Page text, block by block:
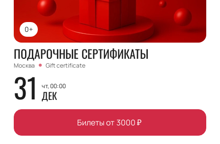
0+
ПОДАРОЧНЫЕ СЕРТИФИКАТЫ
Москва Gift certificate
31 чт, 00:00
ДЕК
Билеты от 3000₽